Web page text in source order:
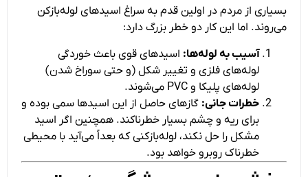
بسیاری از مردم در اولین قدم به سراغ اسیدهای لوله‌بازکن
می‌روند. اما این کار دو خطر بزرگ دارد:
آسیب به لوله‌ها: اسیدهای قوی باعث خوردگی
لوله‌های فلزی و تغییر شکل (و حتی سوراخ شدن)
لوله‌های پلیکا و PVC می‌شوند.
خطرات جانی: گازهای حاصل از این اسیدها سمی بوده و
برای ریه و چشم بسیار خطرناکند. همچنین اگر اسید
مشکل را حل نکند، لوله‌بازکنی که بعداً می‌آید با محیطی
خطرناک روبرو خواهد بود.